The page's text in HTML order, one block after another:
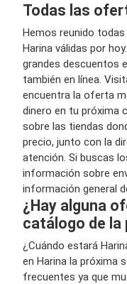
Todas las
Hemos reunido
Harina válidas por
grandes descuentos
también en línea.
encuentra la oferta
dinero en tu próxima
sobre las tiendas
precio, junto con la
atención. Si buscas
información sobre
información general
¿Hay alguna
catálogo de la
¿Cuándo estará
en Harina la próxima
frecuentes ya que